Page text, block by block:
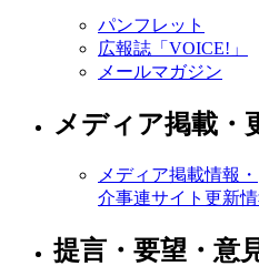
パンフレット
広報誌「VOICE!」
メールマガジン
メディア掲載・
メディア掲載情報・
介事連サイト更新情
提言・要望・意